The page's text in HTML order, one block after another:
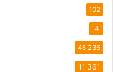
102
4
46 236
11 361